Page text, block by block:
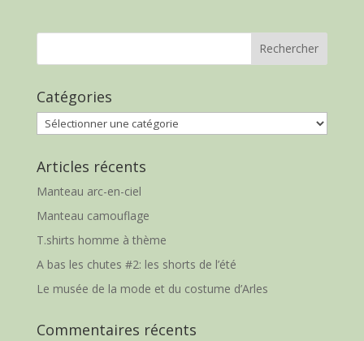
Catégories
Catégories
Articles récents
Manteau arc-en-ciel
Manteau camouflage
T.shirts homme à thème
A bas les chutes #2: les shorts de l’été
Le musée de la mode et du costume d’Arles
Commentaires récents